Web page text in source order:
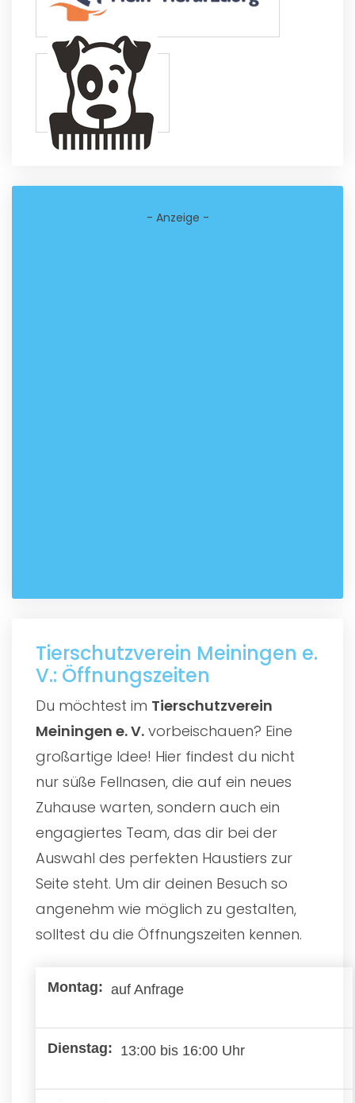
- Anzeige -
Tierschutzverein Meiningen e.
V.: Öffnungszeiten
Du möchtest im Tierschutzverein
Meiningen e. V. vorbeischauen? Eine
großartige Idee! Hier findest du nicht
nur süße Fellnasen, die auf ein neues
Zuhause warten, sondern auch ein
engagiertes Team, das dir bei der
Auswahl des perfekten Haustiers zur
Seite steht. Um dir deinen Besuch so
angenehm wie möglich zu gestalten,
solltest du die Öffnungszeiten kennen.
auf Anfrage
13:00 bis 16:00 Uhr